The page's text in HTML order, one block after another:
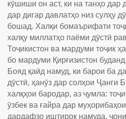
кӯшиши он аст, ки на танҳо дар
дар дигар давлатҳо низ сулҳу
бошад. Халқи бомаърифати
халқу миллатҳо паёми дӯстӣ
Тоҷикистон ва мардуми тоҷик
бо мардуми Қирғизистон буданд.
Бояд қаӣд намуд, ки барои ба
дӯстӣ, ҳанӯз дар солҳои Ҷанги
халқҳои бародар, аз ҷумла:
ӯзбек ва ғайра дар
дардафзо иштирок намуда,